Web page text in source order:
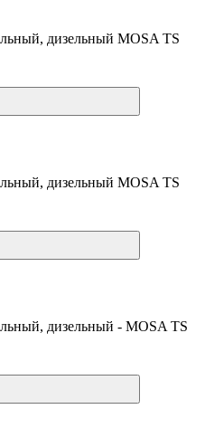
дизельный MOSA TS
дизельный MOSA TS
дизельный - MOSA TS